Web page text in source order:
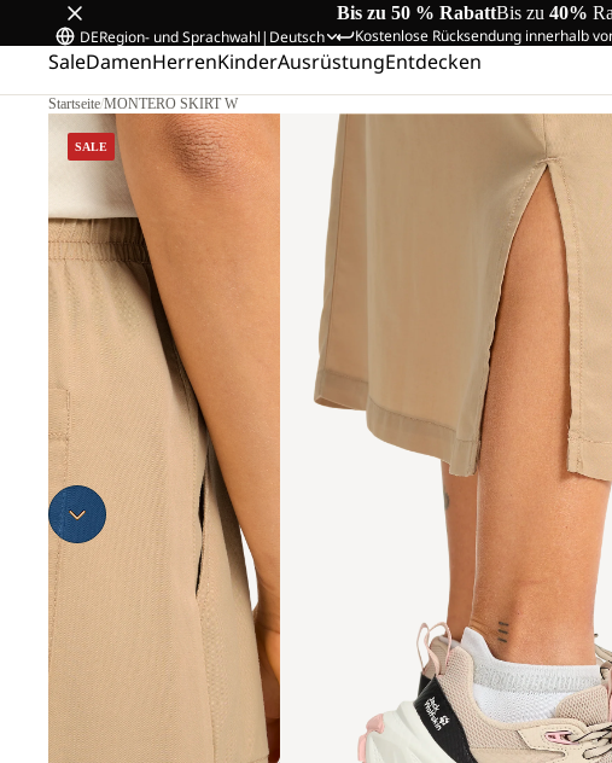
Bis zu 50 % RabattBis zu 40%
Kostenlose Rücksendung innerhalb
DERegion- und Sprachwahl| Deutsch
SaleDamenHerrenKinderAusrüstungEntdecken
Startseite/MONTERO SKIRT W
SALE